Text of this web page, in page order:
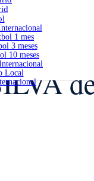
1 mes
3 meses
10 meses
Local